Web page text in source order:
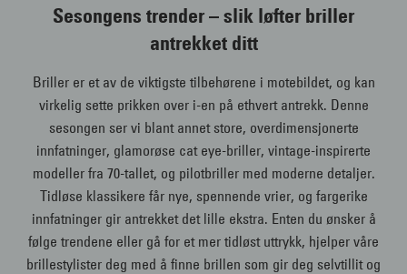
Sesongens trender – slik løfter briller
antrekket ditt
Briller er et av de viktigste tilbehørene i motebildet, og kan
virkelig sette prikken over i-en på ethvert antrekk. Denne
sesongen ser vi blant annet store, overdimensjonerte
innfatninger, glamorøse cat eye-briller, vintage-inspirerte
modeller fra 70-tallet, og pilotbriller med moderne detaljer.
Tidløse klassikere får nye, spennende vrier, og fargerike
innfatninger gir antrekket det lille ekstra. Enten du ønsker å
følge trendene eller gå for et mer tidløst uttrykk, hjelper våre
brillestylister deg med å finne brillen som gir deg selvtillit og